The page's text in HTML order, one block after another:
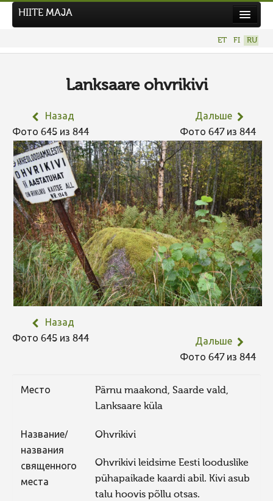
НОВЫЙ ФОТОКОНКУРС
ПРЕДЫДУЩИЕ КОНКУРСЫ
HIITE MAJA
ET FI RU
Lanksaare ohvrikivi
Назад
Фото 645 из 844
Дальше
Фото 647 из 844
Назад
Фото 645 из 844
Дальше
Фото 647 из 844
Место
Pärnu maakond, Saarde vald,
Lanksaare küla
Название/
названия
священного
места
Ohvrikivi
Ohvrikivi leidsime Eesti looduslike
pühapaikade kaardi abil. Kivi asub
talu hoovis põllu otsas.